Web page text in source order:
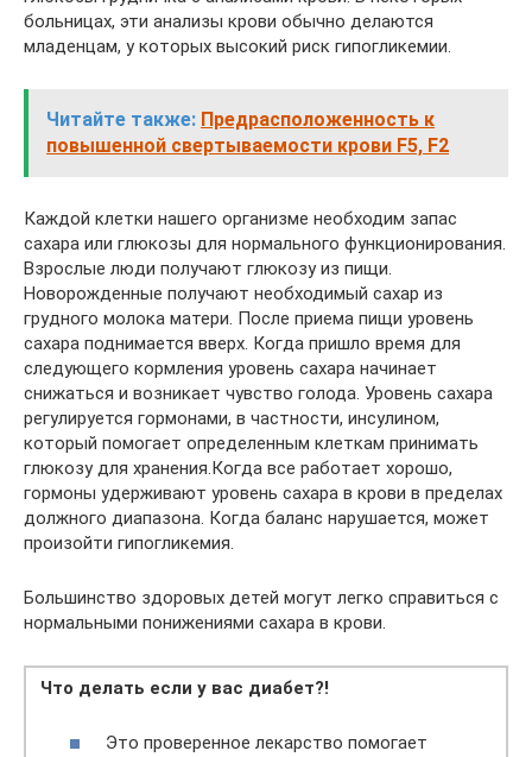
больницах, эти анализы крови обычно делаются
младенцам, у которых высокий риск гипогликемии.
Читайте также: Предрасположенность к
повышенной свертываемости крови F5, F2
Каждой клетки нашего организме необходим запас
сахара или глюкозы для нормального функционирования.
Взрослые люди получают глюкозу из пищи.
Новорожденные получают необходимый сахар из
грудного молока матери. После приема пищи уровень
сахара поднимается вверх. Когда пришло время для
следующего кормления уровень сахара начинает
снижаться и возникает чувство голода. Уровень сахара
регулируется гормонами, в частности, инсулином,
который помогает определенным клеткам принимать
глюкозу для хранения.Когда все работает хорошо,
гормоны удерживают уровень сахара в крови в пределах
должного диапазона. Когда баланс нарушается, может
произойти гипогликемия.
Большинство здоровых детей могут легко справиться с
нормальными понижениями сахара в крови.
Что делать если у вас диабет?!
Это проверенное лекарство помогает